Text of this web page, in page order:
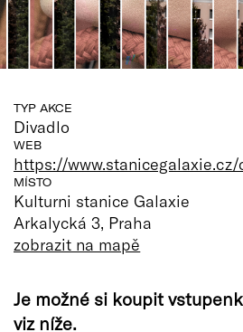
TYP AKCE
Divadlo
WEB
https://www.stanicegalaxie.cz/
MÍSTO
Kulturni stanice Galaxie
Arkalycká 3, Praha
zobrazit na mapě
Je možné si koupit
viz níže.